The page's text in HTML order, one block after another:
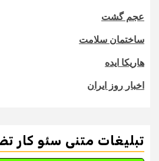
عجم گشت
ساختمان سلامت
هاریکا ایده
اخبار روز ایران
تبلیغات متنی سئو کار